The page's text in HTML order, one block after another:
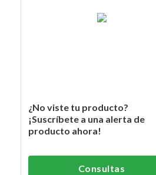
¿No viste tu producto?
¡Suscríbete a una alerta de
producto ahora!
Consultas